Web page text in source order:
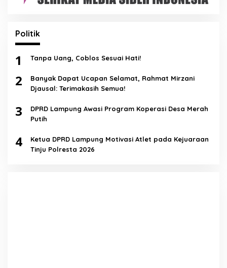
Politik
1 Tanpa Uang, Coblos Sesuai Hati!
2
Banyak Dapat Ucapan Selamat, Rahmat Mirzani
Djausal: Terimakasih Semua!
3
DPRD Lampung Awasi Program Koperasi Desa Merah
Putih
4
Ketua DPRD Lampung Motivasi Atlet pada Kejuaraan
Tinju Polresta 2026